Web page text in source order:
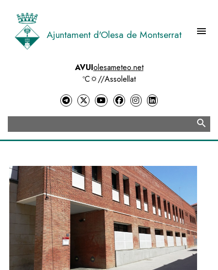
contingut
Ajuntament d'Olesa de Montserrat menu
AVUIolesameteo.net
ºC
//Assolellat
search